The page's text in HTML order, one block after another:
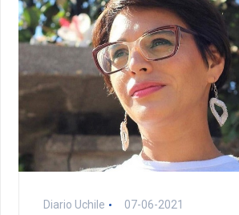
Diario Uchile 07-06-2021